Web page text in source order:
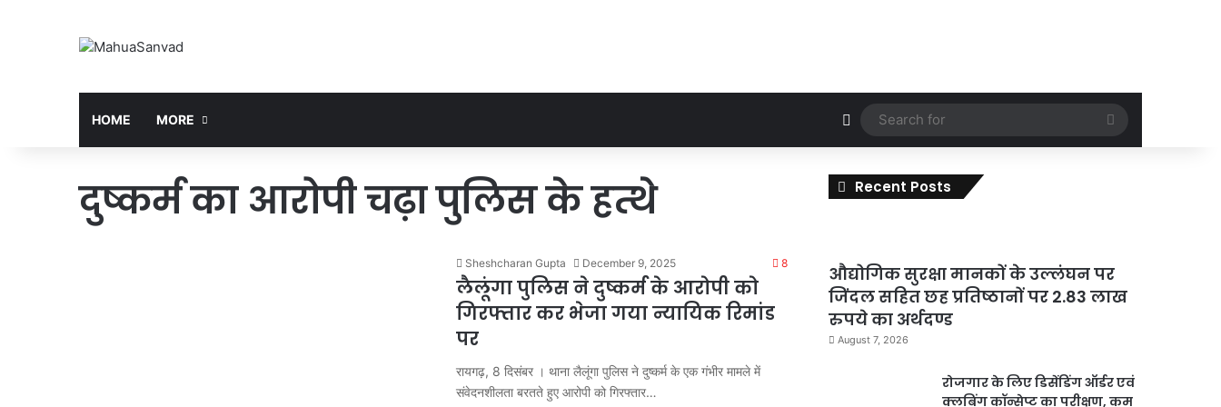
HOME MORE Random Article
Search
for
दुष्कर्म का आरोपी चढ़ा पुलिस के हत्थे
Sheshcharan Gupta December 9, 2025 8
लैलूंगा पुलिस ने दुष्कर्म के आरोपी को
गिरफ्तार कर भेजा गया न्यायिक रिमांड
पर
रायगढ़, 8 दिसंबर । थाना लैलूंगा पुलिस ने दुष्कर्म के एक गंभीर मामले में
संवेदनशीलता बरतते हुए आरोपी को गिरफ्तार…
Recent Posts
औद्योगिक सुरक्षा मानकों के उल्लंघन पर
जिंदल सहित छह प्रतिष्ठानों पर 2.83 लाख
रुपये का अर्थदण्ड
August 7, 2026
रोजगार के लिए डिसेंडिंग ऑर्डर एवं
क्लबिंग कॉन्सेप्ट का परीक्षण, कम